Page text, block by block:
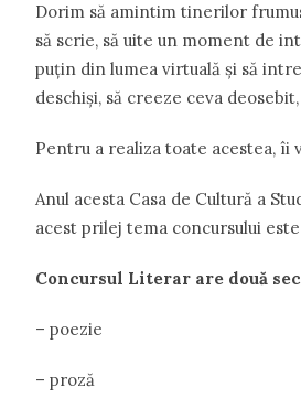
Dorim să amintim tinerilor
să scrie, să uite un moment de
puțin din lumea virtuală și să
deschişi, să creeze ceva
Pentru a realiza toate acestea,
Anul acesta Casa de Cultură a
acest prilej tema concursului
Concursul Literar are două
– poezie
– proză